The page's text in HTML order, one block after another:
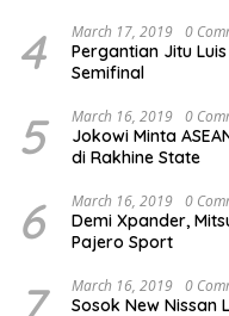
4 March 17, 2019 0
Pergantian Jitu
Semifinal
5 March 16, 2019 0
Jokowi Minta
di Rakhine State
6 March 16, 2019 0
Demi Xpander,
Pajero Sport
March 16, 2019 0
Sosok New Nissan